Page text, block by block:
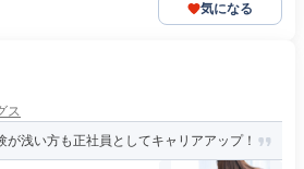
気になる
ス
が浅い方も正社員としてキャリアアップ！